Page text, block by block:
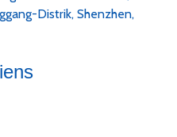
Distrik, Shenzhen,